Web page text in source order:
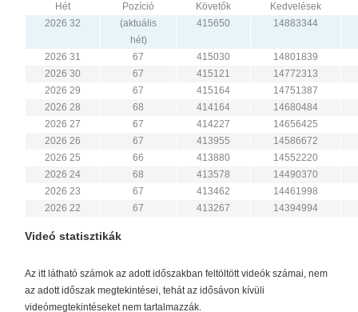
Hét Pozíció Követők
Kedvelések
2026 32
(aktuális
hét)
415650 14883344
2026 31 67 415030
14801839
2026 30
67 415121
14772313
2026 29
67 415164
14751387
2026 28
68 414164
14680484
2026 27
67 414227
14656425
2026 26
67 413955
14586672
2026 25
66 413880
14552220
2026 24
68 413578
14490370
2026 23
67 413462
14461998
2026 22
67 413267 14394994
Videó statisztikák
Az itt látható számok az adott időszakban feltöltött videók számai, nem
az adott időszak megtekintései, tehát az idősávon kívüli
videómegtekintéseket nem tartalmazzák.